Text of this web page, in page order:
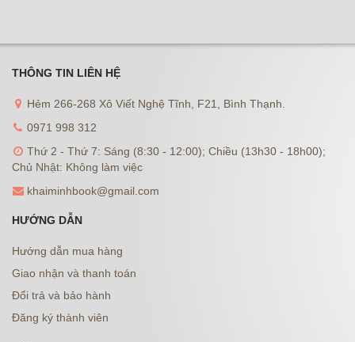
THÔNG TIN LIÊN HỆ
Hẻm 266-268 Xô Viết Nghệ Tĩnh, F21, Bình Thạnh.
0971 998 312
Thứ 2 - Thứ 7: Sáng (8:30 - 12:00); Chiều (13h30 - 18h00);
Chủ Nhật: Không làm việc
khaiminhbook@gmail.com
HƯỚNG DẪN
Hướng dẫn mua hàng
Giao nhận và thanh toán
Đổi trả và bảo hành
Đăng ký thành viên